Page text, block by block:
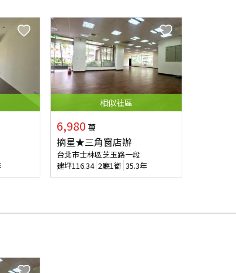
相似社區
6,980 萬
摘星★三角窗店辦
台北市士林區芝玉路一段
建坪116.34 2廳1衛 35.3年